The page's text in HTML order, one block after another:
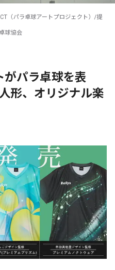
（パラ卓球アートプロジェクト）/提
球協会
がパラ卓球を表
形、オリジナル楽